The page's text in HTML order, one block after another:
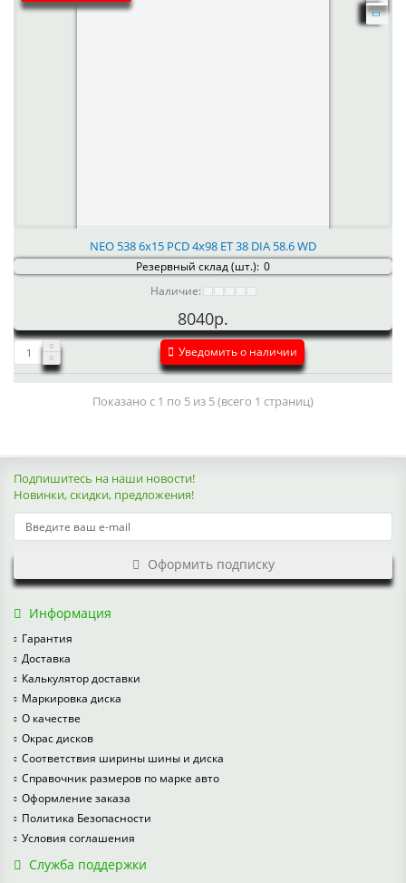
NEO 538 6x15 PCD 4x98 ET 38 DIA 58.6 WD
Резервный склад (шт.): 0
Наличие:
8040р.
Уведомить о наличии
Показано с 1 по 5 из 5 (всего 1 страниц)
Подпишитесь на наши новости!
Новинки, скидки, предложения!
Оформить подписку
Информация
Гарантия
Доставка
Калькулятор доставки
Маркировка диска
О качестве
Окрас дисков
Соответствия ширины шины и диска
Справочник размеров по марке авто
Оформление заказа
Политика Безопасности
Условия соглашения
Служба поддержки